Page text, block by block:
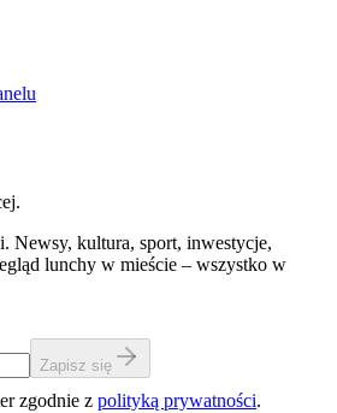
Newsy, kultura, sport, inwestycje,
lunchy w mieście – wszystko w
Zapisz się
zgodnie z polityką prywatności.